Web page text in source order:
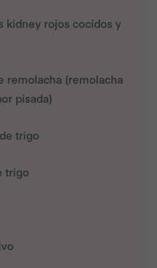
kidney rojos cocidos y
remolacha (remolacha
pisada)
trigo
trigo